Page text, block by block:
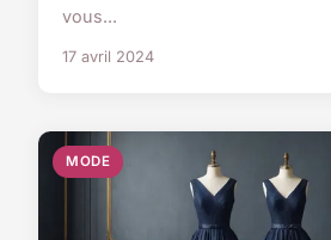
vous...
17 avril 2024
MODE